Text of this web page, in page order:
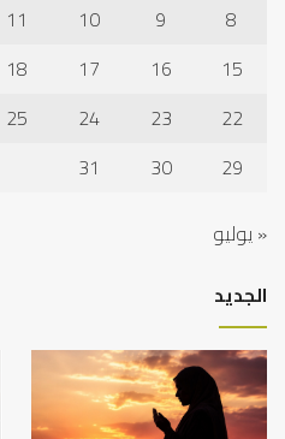
8
9
10
11
15
16
17
18
22
23
24
25
29
30
31
« يوليو
الجديد